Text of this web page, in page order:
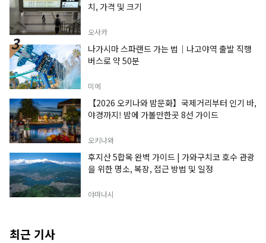
치, 가격 및 크기
오사카
나가시마 스파랜드 가는 법｜나고야역 출발 직행
버스로 약 50분
미에
【2026 오키나와 밤문화】국제거리부터 인기 바,
야경까지! 밤에 가볼만한곳 8선 가이드
오키나와
후지산 5합목 완벽 가이드 | 가와구치코 호수 관광
을 위한 명소, 복장, 접근 방법 및 일정
야마나시
최근 기사